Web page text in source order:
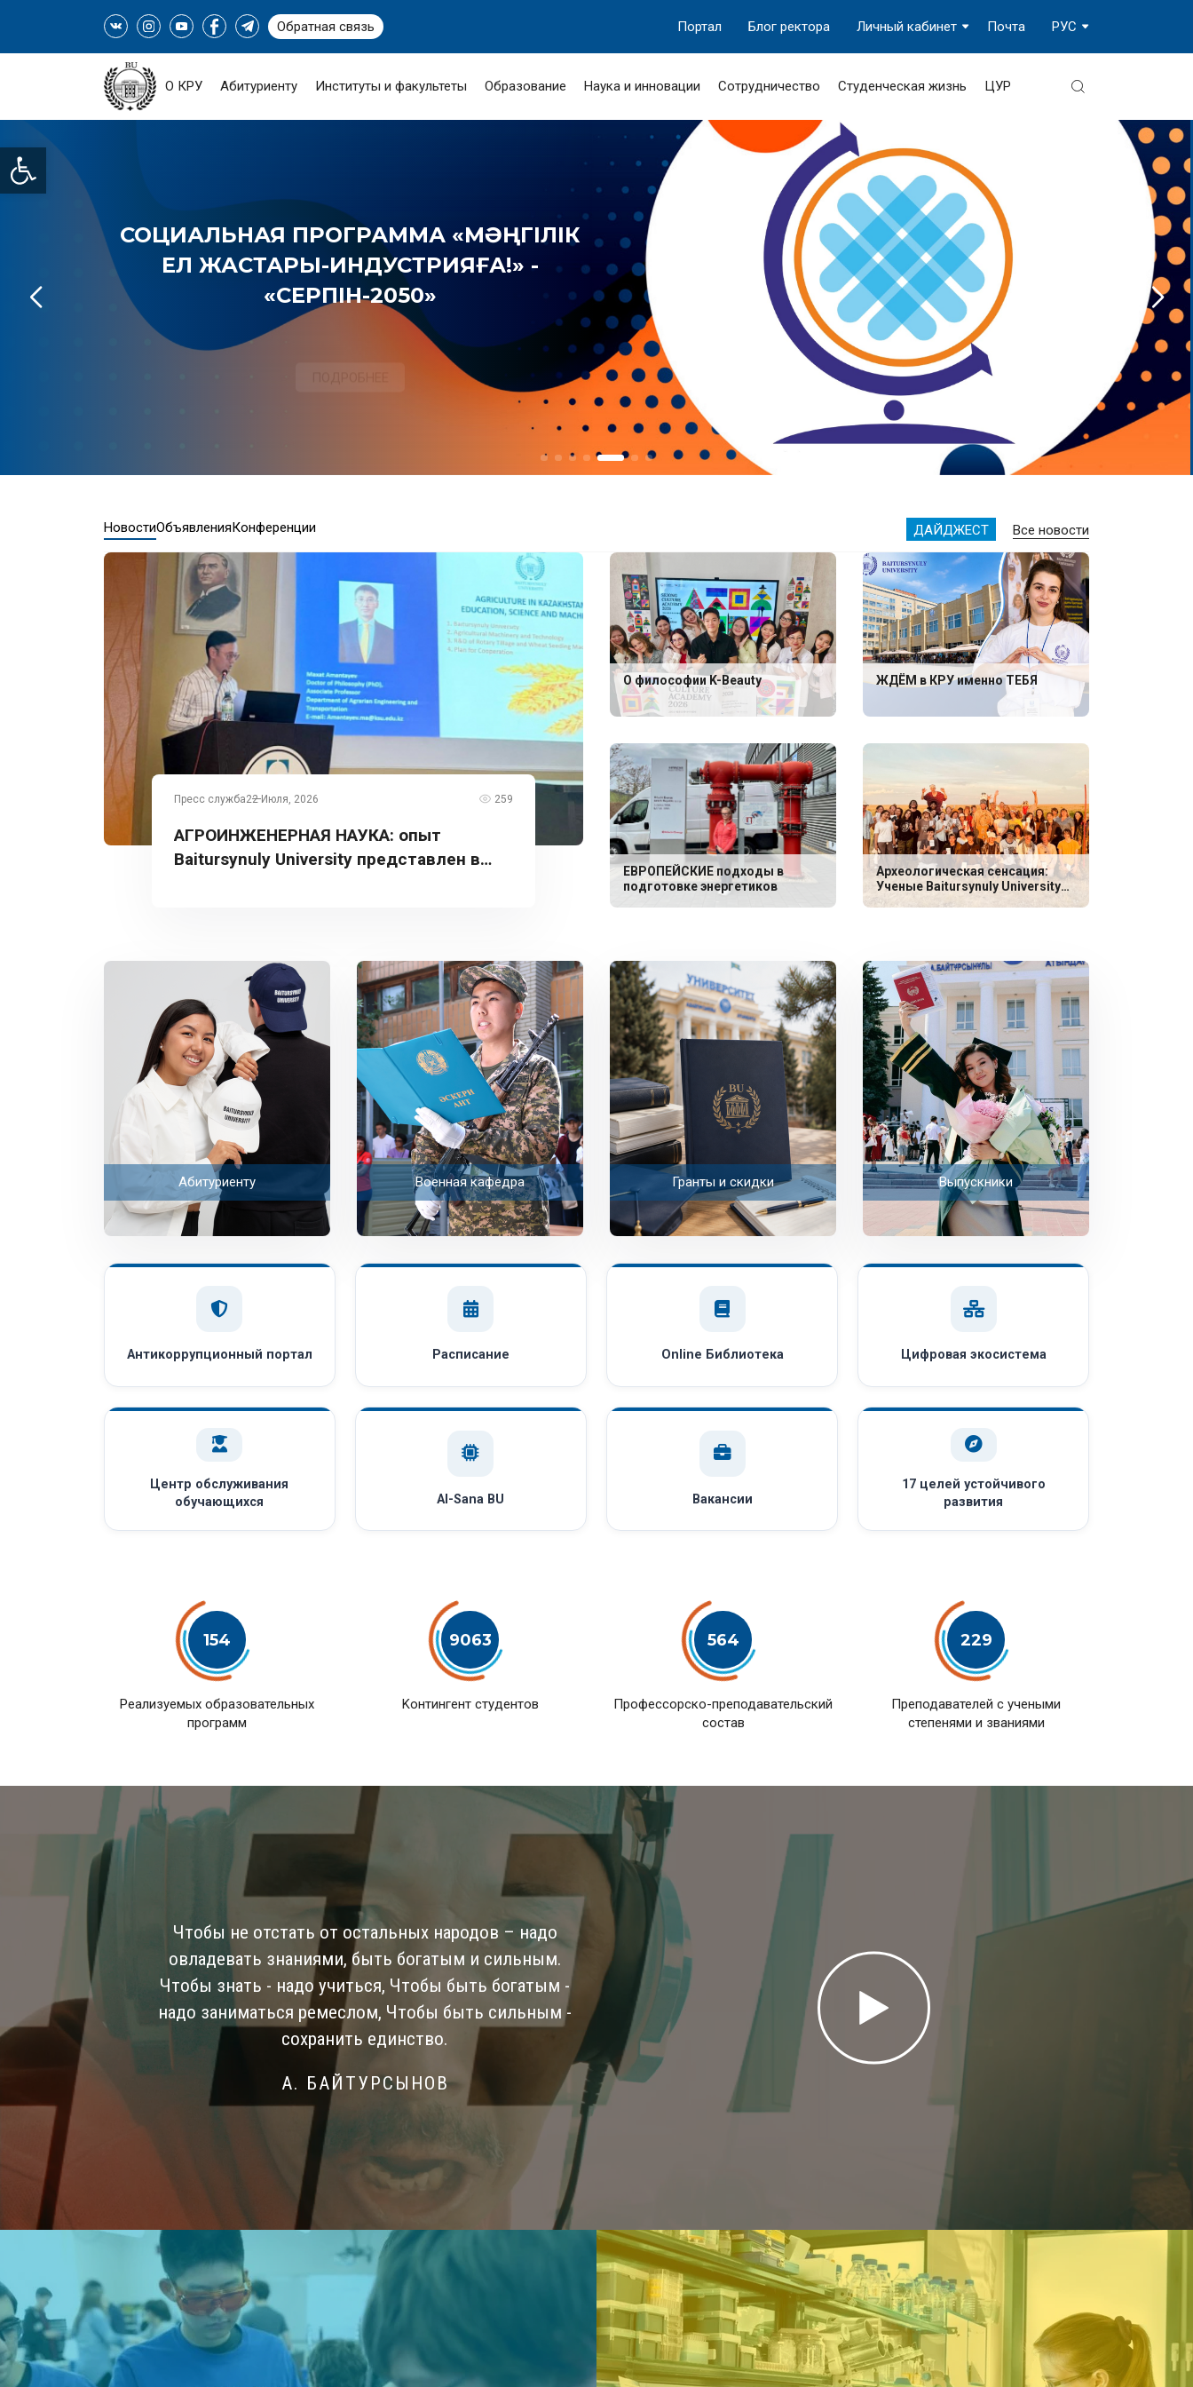
Open toolbar
Обратная связь РУС
Почта
Личный кабинет
Блог ректора
Портал
О КРУ Абитуриенту Институты и факультеты Образование Наука и инновации Сотрудничество Студенческая жизнь ЦУР
СОЦИАЛЬНАЯ ПРОГРАММА «МӘҢГІЛІК
ЕЛ ЖАСТАРЫ-ИНДУСТРИЯҒА!» -
«СЕРПІН-2050»
НовостиОбъявленияКонференции ДАЙДЖЕСТ Все новости
Пресс служба22 Июля, 2026 259
АГРОИНЖЕНЕРНАЯ НАУКА: опыт
Baitursynuly University представлен в
О философии K-Beauty ЖДЁМ в КРУ именно ТЕБЯ
ЕВРОПЕЙСКИЕ подходы в
подготовке энергетиков
Археологическая сенсация:
Ученые Baitursynuly University
обнаружили уникальные
Абитуриенту Военная кафедра Гранты и скидки Выпускники
Антикоррупционный портал Расписание Online Библиотека Цифровая экосистема
Центр обслуживания
обучающихся
AI-Sana BU Вакансии
17 целей устойчивого
развития
154
Pеализуемых образовательных
программ
9063
Kонтингент студентов
564
Профессорско-преподавательский
состав
229
Преподавателей с учеными
степенями и званиями
Чтобы не отстать от остальных народов – надо
овладевать знаниями, быть богатым и сильным.
Чтобы знать - надо учиться, Чтобы быть богатым -
надо заниматься ремеслом, Чтобы быть сильным -
сохранить единство.
А. БАЙТУРСЫНОВ